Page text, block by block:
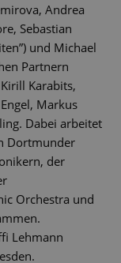
Andrea
Sebastian
und Michael
Partnern
Karabits,
Markus
Dabei arbeitet
Dortmunder
der
Orchestra und
Lehmann